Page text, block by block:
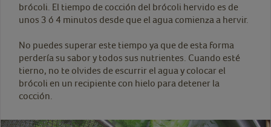
brócoli. El tiempo de cocción del brócoli hervido es de
unos 3 ó 4 minutos desde que el agua comienza a hervir.
No puedes superar este tiempo ya que de esta forma
perdería su sabor y todos sus nutrientes. Cuando esté
tierno, no te olvides de escurrir el agua y colocar el
brócoli en un recipiente con hielo para detener la
cocción.